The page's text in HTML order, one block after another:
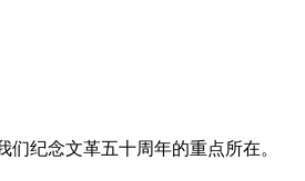
纪念文革五十周年的重点所在。